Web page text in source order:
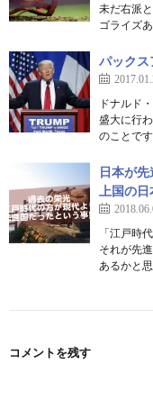
未だ右派
ゴライズ
パックス
ドナルド
盛大に行
のことで
日本が
上国の
「江戸時
それが先
あるかと
コメントを残す